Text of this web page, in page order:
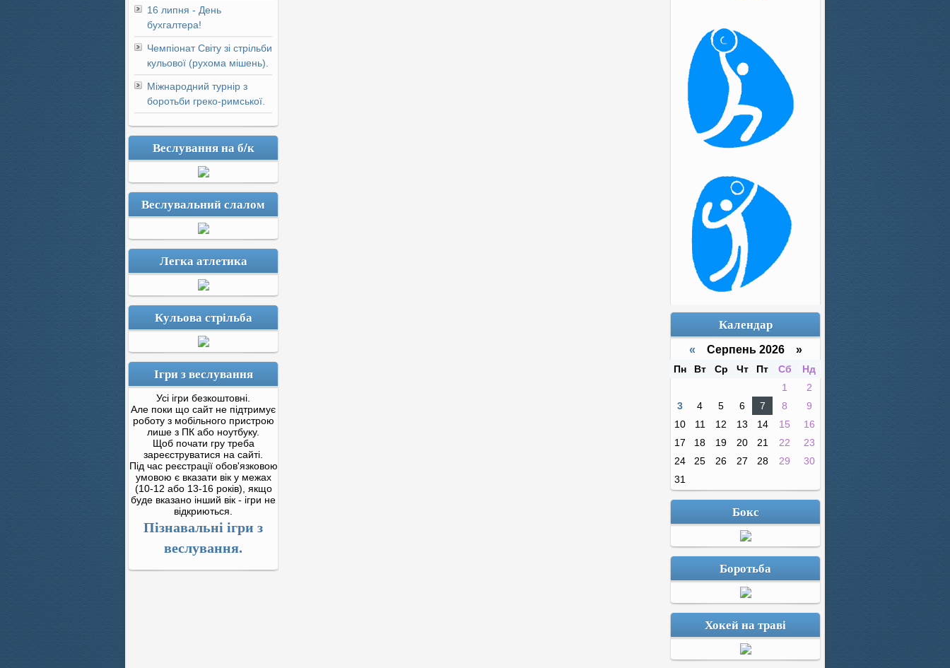
16 липня - День
бухгалтера!
Чемпіонат Світу зі стрільби
кульової (рухома мішень).
Міжнародний турнір з
боротьби греко-римської.
Веслування на б/к
Веслувальний слалом
Легка атлетика
Кульова стрільба
Ігри з веслування
Усі ігри безкоштовні.
Але поки що сайт не підтримує
роботу з мобільного пристрою
лише з ПК або ноутбуку.
Щоб почати гру треба
зареєструватися на сайті.
Під час реєстрації обов'язковою
умовою є вказати вік у межах
(10-12 або 13-16 років), якщо
буде вказано інший вік - ігри не
відкриються.
Пізнавальні ігри з
веслування.
Календар
« Серпень 2026 »
Пн Вт Ср Чт Пт Сб
Нд
1
2
3
4 5 6 7 8
9
10
11 12 13 14 15
16
17
18 19 20 21 22
23
24
25 26 27 28 29
30
31
Бокс
Боротьба
Хокей на траві